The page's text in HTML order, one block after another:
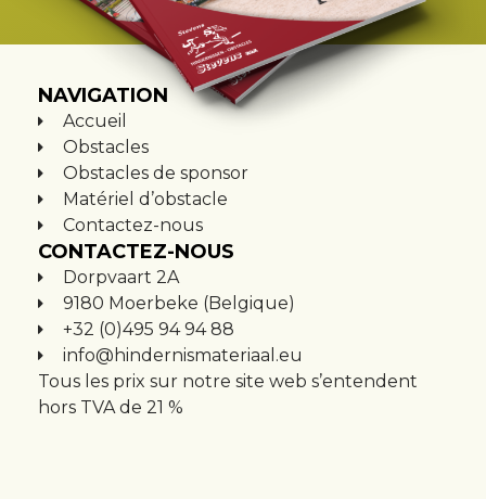
NAVIGATION
Accueil
Obstacles
Obstacles de sponsor
Matériel d’obstacle
Contactez-nous
CONTACTEZ-NOUS
Dorpvaart 2A
9180 Moerbeke (Belgique)
+32 (0)495 94 94 88
info@hindernismateriaal.eu
Tous les prix sur notre site web s’entendent
hors TVA de 21 %